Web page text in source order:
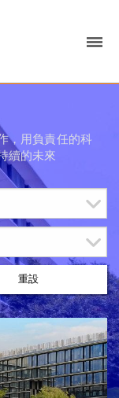
，用負責任的科
續的未來
重設